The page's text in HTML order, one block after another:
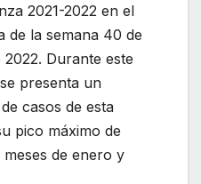
2021-2022 en el
de la semana 40 de
2022. Durante este
presenta un
casos de esta
pico máximo de
de enero y